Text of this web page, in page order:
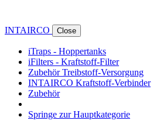
INTAIRCO Close
iTraps - Hoppertanks
iFilters - Kraftstoff-Filter
Zubehör Treibstoff-Versorgung
INTAIRCO Kraftstoff-Verbinder
Zubehör
Springe zur Hauptkategorie